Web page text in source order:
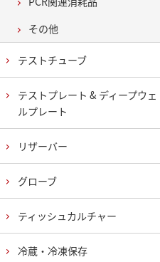
その他
テストチューブ
テストプレート & ディープウェ
ルプレート
リザーバー
グローブ
ティッシュカルチャー
冷蔵・冷凍保存